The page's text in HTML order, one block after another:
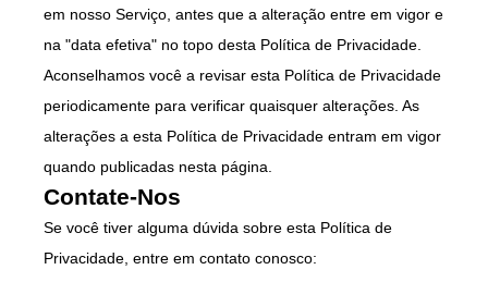
em nosso Serviço, antes que a alteração entre em vigor e
na "data efetiva" no topo desta Política de Privacidade.
Aconselhamos você a revisar esta Política de Privacidade
periodicamente para verificar quaisquer alterações. As
alterações a esta Política de Privacidade entram em vigor
quando publicadas nesta página.
Contate-Nos
Se você tiver alguma dúvida sobre esta Política de
Privacidade, entre em contato conosco: